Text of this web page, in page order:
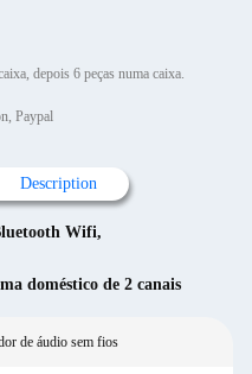
depois 6 peças numa caixa.
Paypal
Description
Wifi,
doméstico de 2 canais
de áudio sem fios